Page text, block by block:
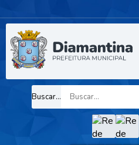
Buscar...